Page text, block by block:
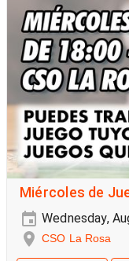
Miércoles de
Wednesday,
CSO La Rosa